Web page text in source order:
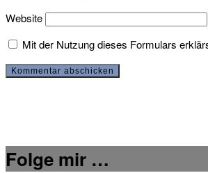
Website
Mit der Nutzung dieses Formulars
Folge mir …